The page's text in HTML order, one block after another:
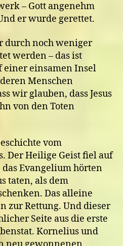
– Gott angenehm
er wurde gerettet.
durch noch weniger
werden – das ist
einsamen Insel
Menschen
wir glauben, dass Jesus
von den Toten
vom
Der Heilige Geist fiel auf
Evangelium hörten
taten, als dem
Das alleine
zur Rettung. Und dieser
Seite aus die erste
Kornelius und